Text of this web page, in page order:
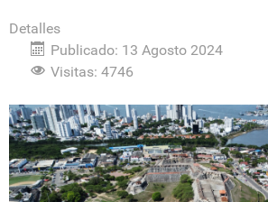
Detalles
Publicado: 13 Agosto 2024
Visitas: 4746